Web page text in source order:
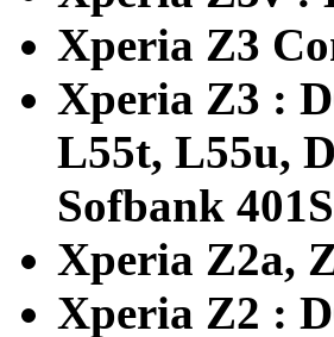
Xperia Z3
Xperia Z3 :
L55t, L55u,
Sofbank
Xperia Z2a,
Xperia Z2 :